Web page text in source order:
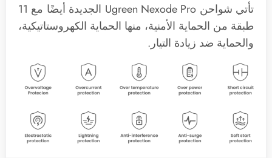
تأتي شواحن Ugreen Nexode Pro الجديدة أيضًا مع 11
طبقة من الحماية الأمنية، منها الحماية الكهروستاتيكية،
والحماية ضد زيادة التيار.